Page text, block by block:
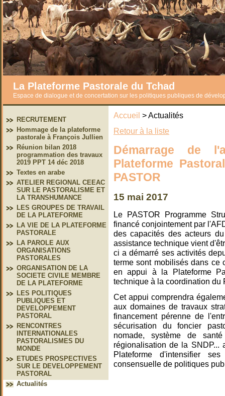
La Plateforme Pastorale du Tchad
Espace de dialogue et de concertation sur les politiques publiques de
RECRUTEMENT
Hommage de la plateforme
pastorale à François Jullien
Réunion bilan 2018
programmation des travaux
2019 PPT 14 déc 2018
Textes en arabe
ATELIER REGIONAL CEEAC
SUR LE PASTORALISME ET
LA TRANSHUMANCE
LES GROUPES DE TRAVAIL
DE LA PLATEFORME
LA VIE DE LA PLATEFORME
PASTORALE
LA PAROLE AUX
ORGANISATIONS
PASTORALES
ORGANISATION DE LA
SOCIETE CIVILE MEMBRE
DE LA PLATEFORME
LES POLITIQUES
PUBLIQUES ET
DEVELOPPEMENT
PASTORAL
RENCONTRES
INTERNATIONALES
PASTORALISMES DU
MONDE
ETUDES PROSPECTIVES
SUR LE DEVELOPPEMENT
PASTORAL
Actualités
Accueil > Actualités
Retour à la liste
Démarrage de
Plateforme
PASTOR
15 mai 2017
Le PASTOR Programme
financé conjointement par
des capacités des acteurs
assistance technique vient
ci a démarré ses activités
terme sont mobilisés dans ce
en appui à la Plateforme
technique à la coordination
Cet appui comprendra
aux domaines de travaux
financement pérenne de
sécurisation du foncier
nomade, système de
régionalisation de la SNDP...
Plateforme d'intensifier
consensuelle de politiques